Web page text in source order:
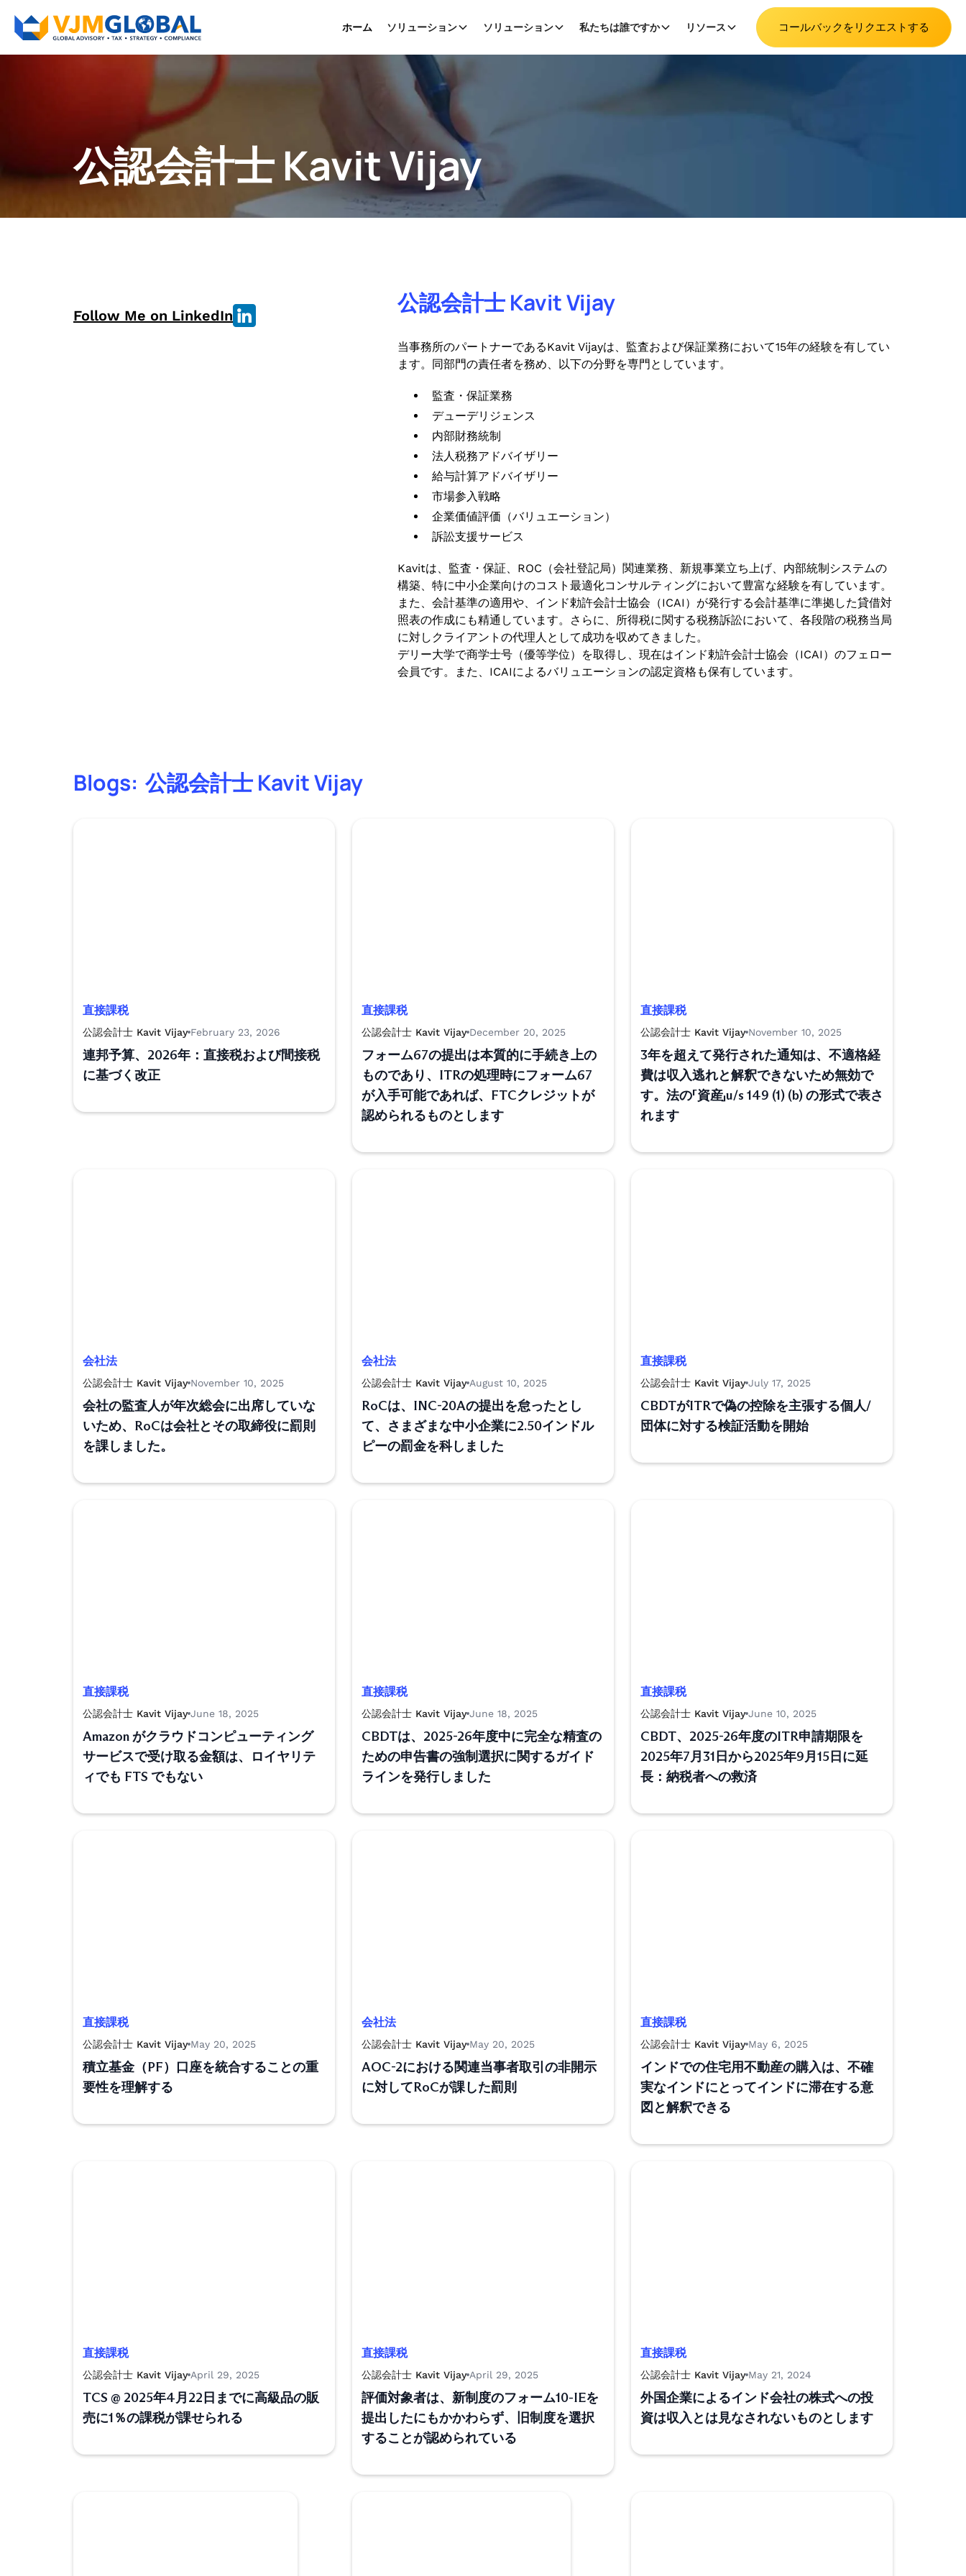
ホーム ソリューション ソリューション 私たちは誰ですか リソース コールバックをリクエストする
公認会計士 Kavit Vijay
Follow Me on LinkedIn 公認会計士 Kavit Vijay
当事務所のパートナーであるKavit Vijayは、監査および保証業務において15年の経験を有してい
ます。同部門の責任者を務め、以下の分野を専門としています。
監査・保証業務
デューデリジェンス
内部財務統制
法人税務アドバイザリー
給与計算アドバイザリー
市場参入戦略
企業価値評価（バリュエーション）
訴訟支援サービス
Kavitは、監査・保証、ROC（会社登記局）関連業務、新規事業立ち上げ、内部統制システムの
構築、特に中小企業向けのコスト最適化コンサルティングにおいて豊富な経験を有しています。
また、会計基準の適用や、インド勅許会計士協会（ICAI）が発行する会計基準に準拠した貸借対
照表の作成にも精通しています。さらに、所得税に関する税務訴訟において、各段階の税務当局
に対しクライアントの代理人として成功を収めてきました。
デリー大学で商学士号（優等学位）を取得し、現在はインド勅許会計士協会（ICAI）のフェロー
会員です。また、ICAIによるバリュエーションの認定資格も保有しています。
Blogs: 公認会計士 Kavit Vijay
直接課税
公認会計士 Kavit Vijay February 23, 2026
連邦予算、2026年：直接税および間接税
に基づく改正
直接課税
公認会計士 Kavit Vijay December 20, 2025
フォーム67の提出は本質的に手続き上の
ものであり、ITRの処理時にフォーム67
が入手可能であれば、FTCクレジットが
認められるものとします
直接課税
公認会計士 Kavit Vijay November 10, 2025
3年を超えて発行された通知は、不適格経
費は収入逃れと解釈できないため無効で
す。法の「資産」u/s 149 (1) (b) の形式で表さ
れます
会社法
公認会計士 Kavit Vijay November 10, 2025
会社の監査人が年次総会に出席していな
いため、RoCは会社とその取締役に罰則
を課しました。
会社法
公認会計士 Kavit Vijay August 10, 2025
RoCは、INC-20Aの提出を怠ったとし
て、さまざまな中小企業に2.50インドル
ピーの罰金を科しました
直接課税
公認会計士 Kavit Vijay July 17, 2025
CBDTがITRで偽の控除を主張する個人/
団体に対する検証活動を開始
直接課税
公認会計士 Kavit Vijay June 18, 2025
Amazon がクラウドコンピューティング
サービスで受け取る金額は、ロイヤリテ
ィでも FTS でもない
直接課税
公認会計士 Kavit Vijay June 18, 2025
CBDTは、2025-26年度中に完全な精査の
ための申告書の強制選択に関するガイド
ラインを発行しました
直接課税
公認会計士 Kavit Vijay June 10, 2025
CBDT、2025-26年度のITR申請期限を
2025年7月31日から2025年9月15日に延
長：納税者への救済
直接課税
公認会計士 Kavit Vijay May 20, 2025
積立基金（PF）口座を統合することの重
要性を理解する
会社法
公認会計士 Kavit Vijay May 20, 2025
AOC-2における関連当事者取引の非開示
に対してRoCが課した罰則
直接課税
公認会計士 Kavit Vijay May 6, 2025
インドでの住宅用不動産の購入は、不確
実なインドにとってインドに滞在する意
図と解釈できる
直接課税
公認会計士 Kavit Vijay April 29, 2025
TCS @ 2025年4月22日までに高級品の販
売に1％の課税が課せられる
直接課税
公認会計士 Kavit Vijay April 29, 2025
評価対象者は、新制度のフォーム10-IEを
提出したにもかかわらず、旧制度を選択
することが認められている
直接課税
公認会計士 Kavit Vijay May 21, 2024
外国企業によるインド会社の株式への投
資は収入とは見なされないものとします